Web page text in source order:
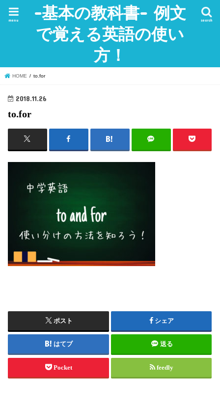
-基本の教科書- 例文
で覚える英語の使い
方！
search
menu
HOME to.for
2018.11.26
to.for
ポスト シェア
はてブ 送る
Pocket feedly